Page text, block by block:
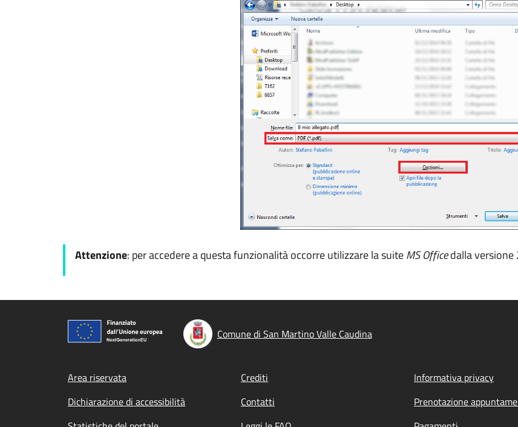
Attenzione: per accedere a questa funzionalità occorre utilizzare la suiteMS Officedalla versione
Comune di San Martino Valle Caudina
Footer menu
Area riservata Crediti Informativa privacy
Dichiarazione di accessibilità
Contatti Prenotazione